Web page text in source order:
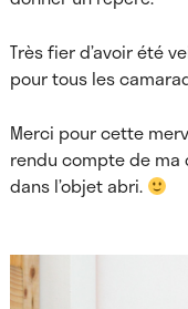
Très fier d’avoir été
pour tous les
Merci pour cette
rendu compte de
dans l’objet abri.